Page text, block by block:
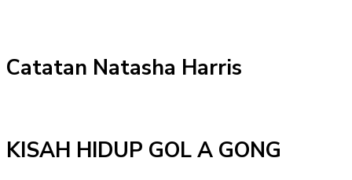
Catatan Natasha Harris
KISAH HIDUP GOL A GONG